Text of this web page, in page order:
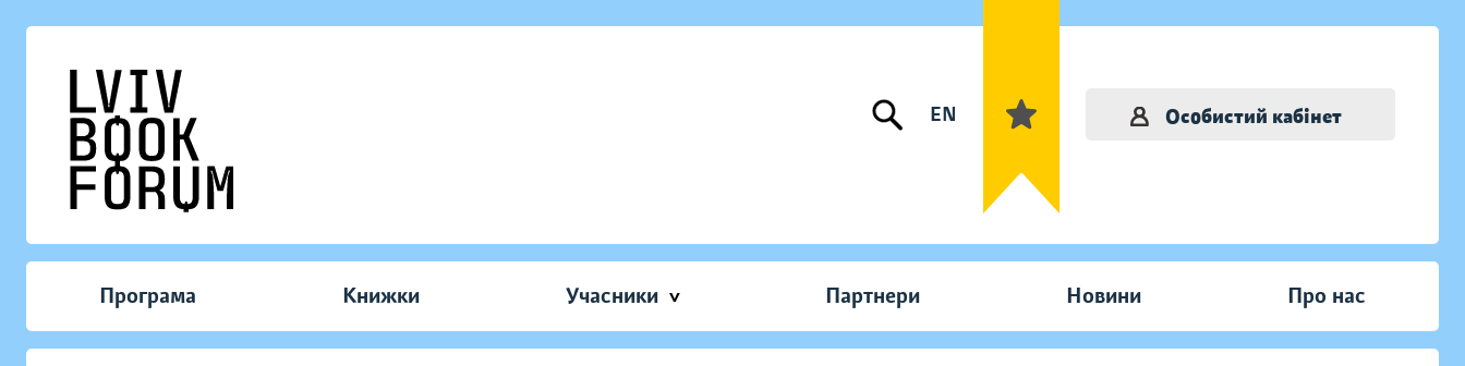
EN Особистий кабінет
Програма Книжки Учасники Партнери Новини Про нас